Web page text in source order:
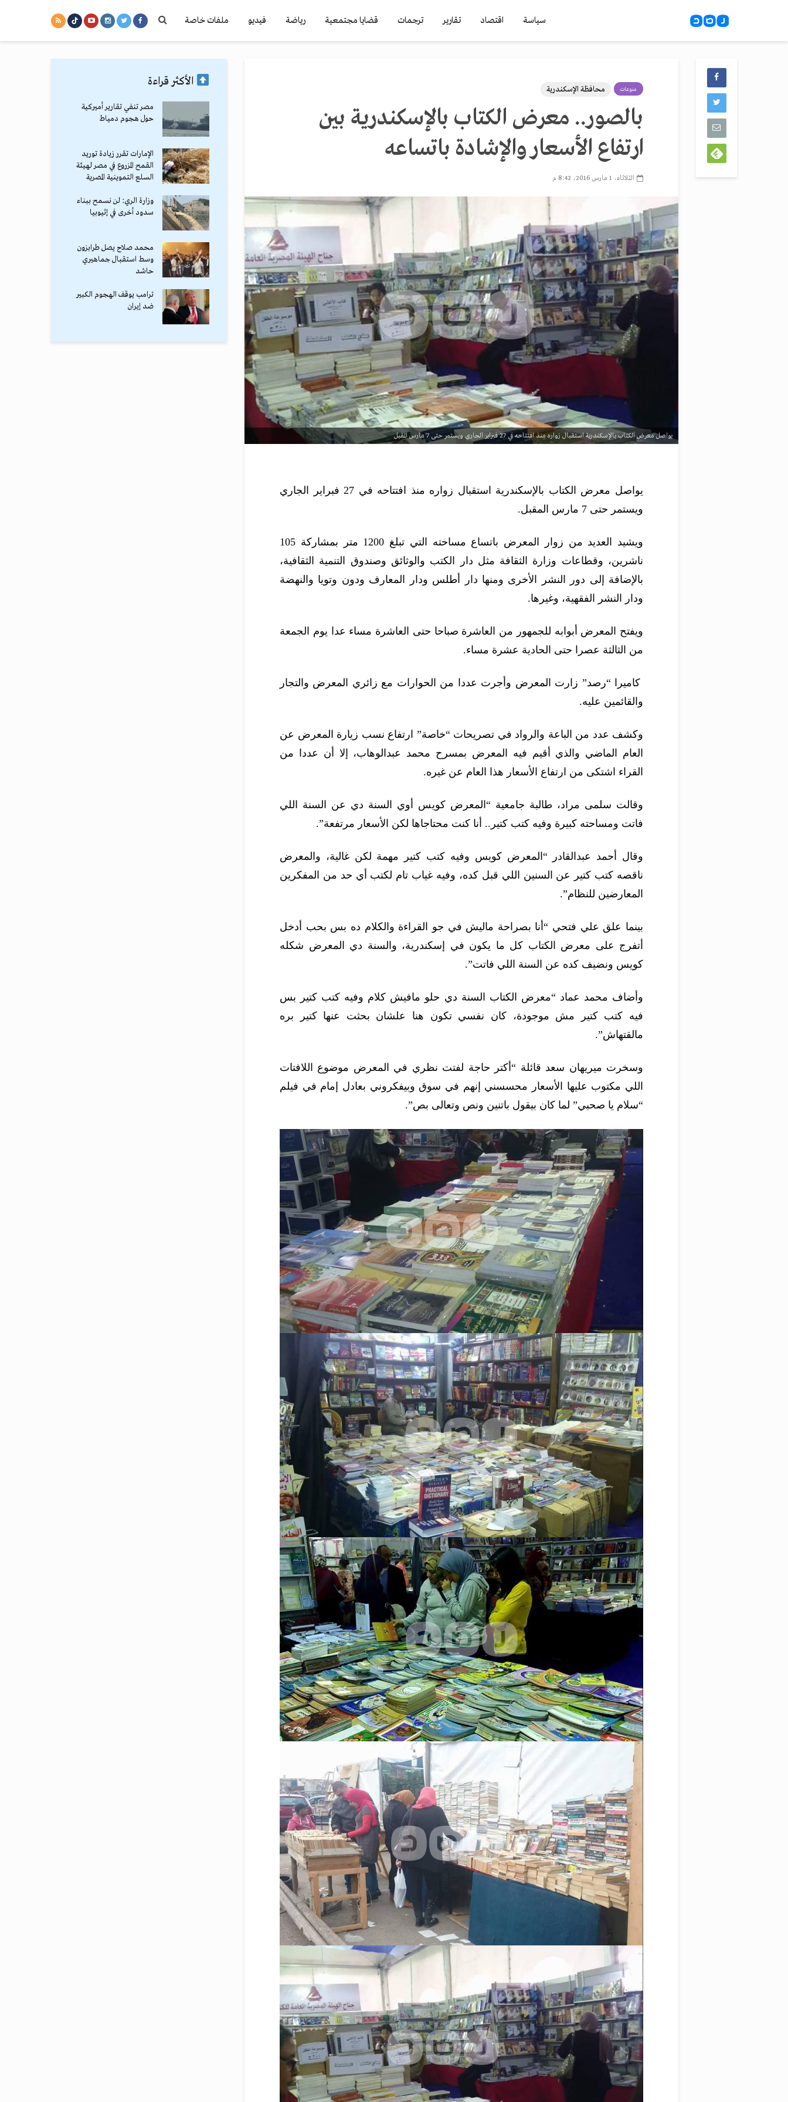
سياسة اقتصاد تقارير ترجمات قضايا مجتمعية رياضة فيديو ملفات خاصة
منوعات محافظة الإسكندرية
بالصور.. معرض الكتاب بالإسكندرية بين
ارتفاع الأسعار والإشادة باتساعه
الثلاثاء، 1 مارس 2016، 8:42 م
يواصل معرض الكتاب بالإسكندرية استقبال زواره منذ افتتاحه في 27 فبراير الجاري ويستمر حتى 7 مارس المقبل
يواصل معرض الكتاب بالإسكندرية استقبال زواره منذ افتتاحه في 27 فبراير الجاري
ويستمر حتى 7 مارس المقبل.
ويشيد العديد من زوار المعرض باتساع مساحته التي تبلغ 1200 متر بمشاركة 105
ناشرين، وقطاعات وزارة الثقافة مثل دار الكتب والوثائق وصندوق التنمية الثقافية،
بالإضافة إلى دور النشر الأخرى ومنها دار أطلس ودار المعارف ودون وتويا والنهضة
ودار النشر الفقهية، وغيرها.
ويفتح المعرض أبوابه للجمهور من العاشرة صباحا حتى العاشرة مساء عدا يوم الجمعة
من الثالثة عصرا حتى الحادية عشرة مساء.
كاميرا “رصد” زارت المعرض وأجرت عددا من الحوارات مع زائري المعرض والتجار
والقائمين عليه.
وكشف عدد من الباعة والرواد في تصريحات “خاصة” ارتفاع نسب زيارة المعرض عن
العام الماضي والذي أقيم فيه المعرض بمسرح محمد عبدالوهاب، إلا أن عددا من
القراء اشتكى من ارتفاع الأسعار هذا العام عن غيره.
وقالت سلمى مراد، طالبة جامعية “المعرض كويس أوي السنة دي عن السنة اللي
فاتت ومساحته كبيرة وفيه كتب كتير.. أنا كنت محتاجاها لكن الأسعار مرتفعة”.
وقال أحمد عبدالقادر “المعرض كويس وفيه كتب كتير مهمة لكن غالية، والمعرض
ناقصه كتب كتير عن السنين اللي قبل كده، وفيه غياب تام لكتب أي حد من المفكرين
المعارضين للنظام”.
بينما علق علي فتحي “أنا بصراحة ماليش في جو القراءة والكلام ده بس بحب أدخل
أتفرج على معرض الكتاب كل ما يكون في إسكندرية، والسنة دي المعرض شكله
كويس ونضيف كده عن السنة اللي فاتت”.
وأضاف محمد عماد “معرض الكتاب السنة دي حلو مافيش كلام وفيه كتب كتير بس
فيه كتب كتير مش موجودة، كان نفسي تكون هنا علشان بحثت عنها كتير بره
مالقتهاش”.
وسخرت ميريهان سعد قائلة “أكتر حاجة لفتت نظري في المعرض موضوع اللافتات
اللي مكتوب عليها الأسعار محسسني إنهم في سوق وبيفكروني بعادل إمام في فيلم
“سلام يا صحبي” لما كان بيقول باتنين ونص وتعالى بص”.
الأكثر قراءة
مصر تنفي تقارير أميركية
حول هجوم دمياط
الإمارات تقرر زيادة توريد
القمح المزروع في مصر لهيئة
السلع التموينية المصرية
وزارة الري: لن نسمح ببناء
سدود أخرى في إثيوبيا
محمد صلاح يصل طرابزون
وسط استقبال جماهيري
حاشد
ترامب يوقف الهجوم الكبير
ضد إيران